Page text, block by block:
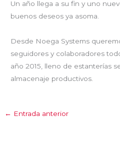
Un año llega a su fin y uno
buenos deseos ya asoma.
Desde Noega Systems
seguidores y colaboradores
año 2015, lleno de estanterías
almacenaje productivos.
← Entrada anterior